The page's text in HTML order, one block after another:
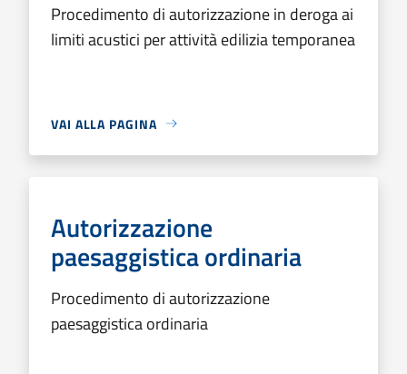
Procedimento di autorizzazione in deroga ai
limiti acustici per attività edilizia temporanea
VAI ALLA PAGINA
Autorizzazione
paesaggistica ordinaria
Procedimento di autorizzazione
paesaggistica ordinaria